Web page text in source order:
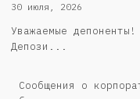
30 июля, 2026
Уважаемые
Депози...
Сообщения о